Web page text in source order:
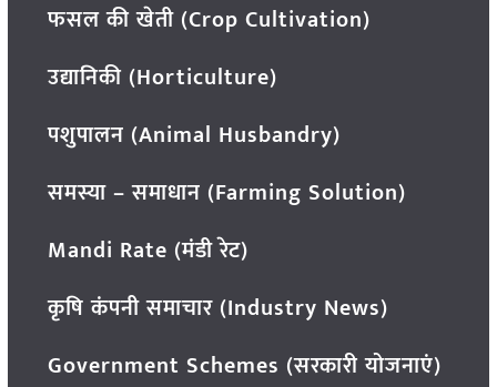
फसल की खेती (Crop Cultivation)
उद्यानिकी (Horticulture)
पशुपालन (Animal Husbandry)
समस्या – समाधान (Farming Solution)
Mandi Rate (मंडी रेट)
कृषि कंपनी समाचार (Industry News)
Government Schemes (सरकारी योजनाएं)